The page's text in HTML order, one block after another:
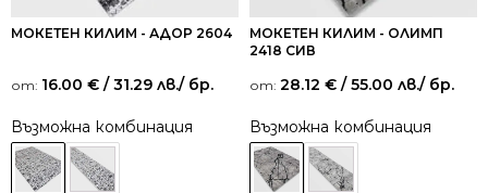
МОКЕТЕН КИЛИМ - АДОР 2604
от: 16.00 € / 31.29 лв./ бр.
Възможна комбинация
МОКЕТЕН КИЛИМ - ОЛИМП
2418 СИВ
от: 28.12 € / 55.00 лв./ бр.
Възможна комбинация